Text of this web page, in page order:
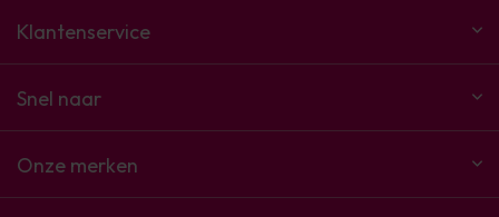
Klantenservice
Snel naar
Onze merken